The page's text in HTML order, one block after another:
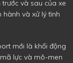
và sau của xe
và xử lý tình
mới là khối động
lực và mô-men